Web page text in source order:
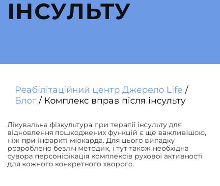
ІНСУЛЬТУ
Реабілітаційний центр Джерело Life /
Блог / Комплекс вправ після інсульту
Лікувальна фізкультура при терапії інсульту для
відновлення пошкоджених функцій є ще важливішою,
ніж при інфаркті міокарда. Для цього випадку
розроблено безліч методик, і тут також необхідна
сувора персоніфікація комплексів рухової активності
для кожного конкретного хворого.